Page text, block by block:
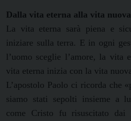
Dalla vita eterna alla vita nuova
La vita eterna sarà piena e
iniziare sulla terra. E in ogni
l’uomo sceglie l’amore, la vita
vita eterna inizia con la vita
L’apostolo Paolo ci ricorda che
siamo stati sepolti insieme a
come Cristo fu risuscitato dai